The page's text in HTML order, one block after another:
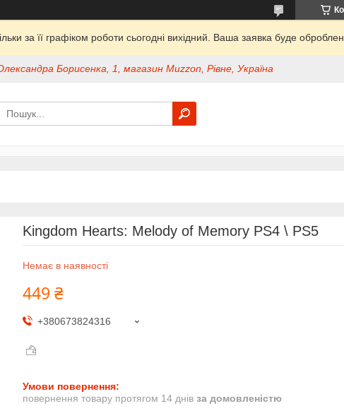
за її графіком роботи сьогодні вихідний. Ваша заявка буде
Борисенка, 1, магазин Muzzon, Рівне, Україна
Kingdom Hearts: Melody of Memory PS4 \ PS5
Немає в наявності
449 ₴
+380673824316
повернення товару протягом 14 днів за домовленістю